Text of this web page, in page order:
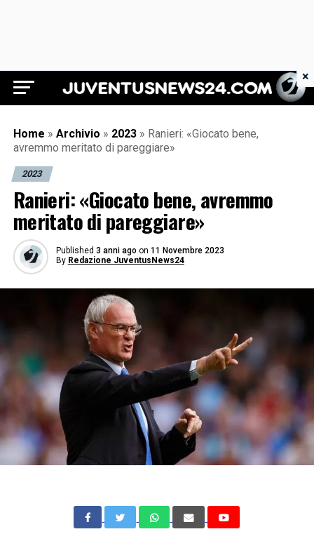
Juventus News 24
Home » Archivio » 2023 » Ranieri: «Giocato bene,
avremmo meritato di pareggiare»
2023
Ranieri: «Giocato bene, avremmo
meritato di pareggiare»
Published 3 anni ago on 11 Novembre 2023
By Redazione JuventusNews24
×